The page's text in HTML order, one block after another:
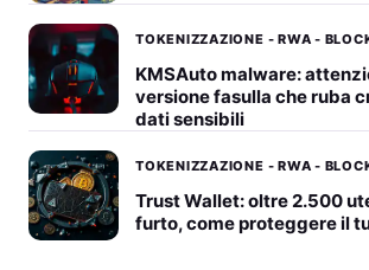
TOKENIZZAZIONE - RWA -
KMSAuto malware:
versione fasulla che ruba
dati sensibili
TOKENIZZAZIONE - RWA -
Trust Wallet: oltre 2.500
furto, come proteggere il